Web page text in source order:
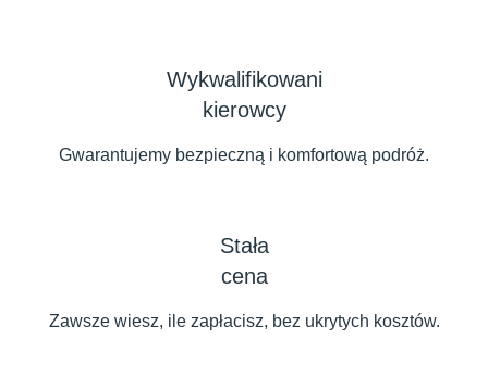
Wykwalifikowani
kierowcy
Gwarantujemy bezpieczną i komfortową podróż.
Stała
cena
Zawsze wiesz, ile zapłacisz, bez ukrytych kosztów.